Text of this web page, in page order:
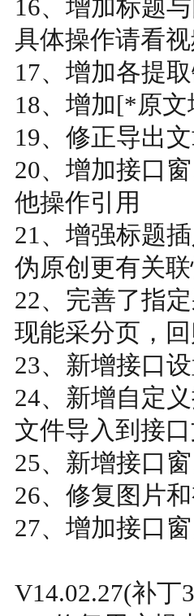
16、增加标题
具体操作请看
17、增加各提
18、增加[*原
19、修正导出
20、增加接口
他操作引用
21、增强标题
伪原创更有关
22、完善了指
现能采分页，
23、新增接口
24、新增自定
文件导入到接
25、新增接口
26、修复图片
27、增加接口
V14.02.27(补丁